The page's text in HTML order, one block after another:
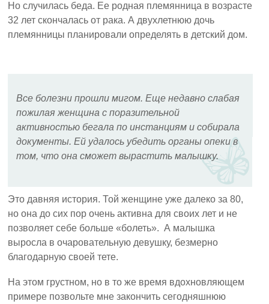
Но случилась беда. Ее родная племянница в возрасте
32 лет скончалась от рака. А двухлетнюю дочь
племянницы планировали определять в детский дом.
Все болезни прошли мигом. Еще недавно слабая
пожилая женщина с поразительной
активностью бегала по инстанциям и собирала
документы. Ей удалось убедить органы опеки в
том, что она сможет вырастить малышку.
Это давняя история. Той женщине уже далеко за 80,
но она до сих пор очень активна для своих лет и не
позволяет себе больше «болеть». А малышка
выросла в очаровательную девушку, безмерно
благодарную своей тете.
На этом грустном, но в то же время вдохновляющем
примере позвольте мне закончить сегодняшнюю